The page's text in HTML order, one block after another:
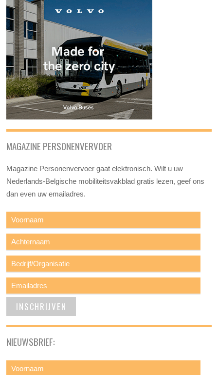
MAGAZINE PERSONENVERVOER
Magazine Personenvervoer gaat elektronisch. Wilt u uw
Nederlands-Belgische mobiliteitsvakblad gratis lezen, geef ons
dan even uw emailadres.
NIEUWSBRIEF: